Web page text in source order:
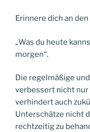
Erinnere dich an
„Was du heute
morgen“.
Die regelmäßige
verbessert nicht
verhindert auch
Unterschätze nicht
rechtzeitig zu